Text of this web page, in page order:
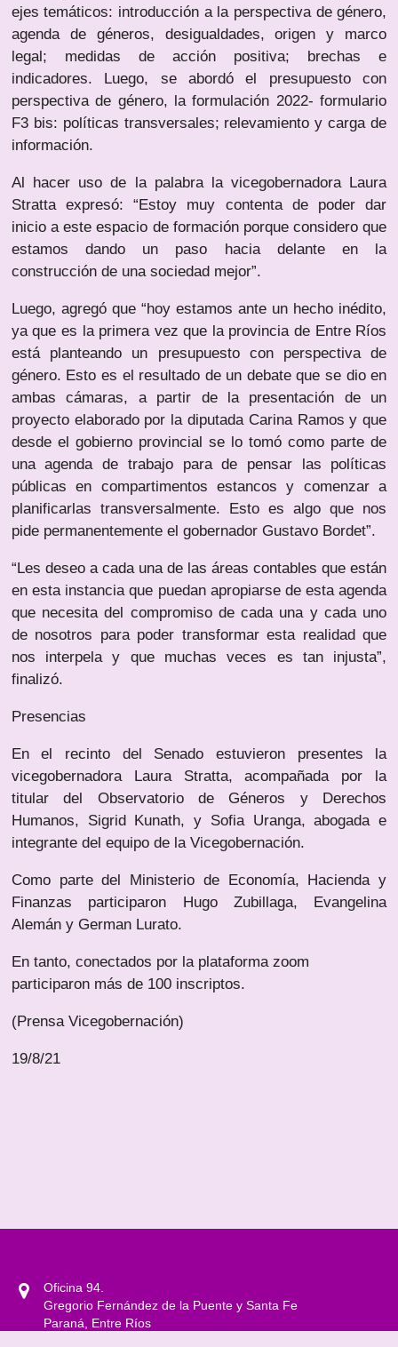
ejes temáticos: introducción a la perspectiva de género,
agenda de géneros, desigualdades, origen y marco
legal; medidas de acción positiva; brechas e
indicadores. Luego, se abordó el presupuesto con
perspectiva de género, la formulación 2022- formulario
F3 bis: políticas transversales; relevamiento y carga de
información.
Al hacer uso de la palabra la vicegobernadora Laura
Stratta expresó: “Estoy muy contenta de poder dar
inicio a este espacio de formación porque considero que
estamos dando un paso hacia delante en la
construcción de una sociedad mejor”.
Luego, agregó que “hoy estamos ante un hecho inédito,
ya que es la primera vez que la provincia de Entre Ríos
está planteando un presupuesto con perspectiva de
género. Esto es el resultado de un debate que se dio en
ambas cámaras, a partir de la presentación de un
proyecto elaborado por la diputada Carina Ramos y que
desde el gobierno provincial se lo tomó como parte de
una agenda de trabajo para de pensar las políticas
públicas en compartimentos estancos y comenzar a
planificarlas transversalmente. Esto es algo que nos
pide permanentemente el gobernador Gustavo Bordet”.
“Les deseo a cada una de las áreas contables que están
en esta instancia que puedan apropiarse de esta agenda
que necesita del compromiso de cada una y cada uno
de nosotros para poder transformar esta realidad que
nos interpela y que muchas veces es tan injusta”,
finalizó.
Presencias
En el recinto del Senado estuvieron presentes la
vicegobernadora Laura Stratta, acompañada por la
titular del Observatorio de Géneros y Derechos
Humanos, Sigrid Kunath, y Sofia Uranga, abogada e
integrante del equipo de la Vicegobernación.
Como parte del Ministerio de Economía, Hacienda y
Finanzas participaron Hugo Zubillaga, Evangelina
Alemán y German Lurato.
En tanto, conectados por la plataforma zoom
participaron más de 100 inscriptos.
(Prensa Vicegobernación)
19/8/21
Oficina 94.
Gregorio Fernández de la Puente y Santa Fe
Paraná, Entre Ríos